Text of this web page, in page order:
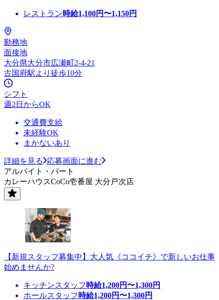
レストラン時給1,100円〜1,150円
勤務地
面接地
大分県大分市広瀬町2-4-21
古国府駅より徒歩10分
シフト
週2日からOK
交通費支給
未経験OK
まかないあり
詳細を見る
応募画面に進む
アルバイト・パート
カレーハウスCoCo壱番屋 大分戸次店
【新規スタッフ募集中】大人気《ココイチ》で新しいお仕事
始めませんか?
キッチンスタッフ 時給1,200円〜1,300円
ホールスタッフ 時給1,200円〜1,300円